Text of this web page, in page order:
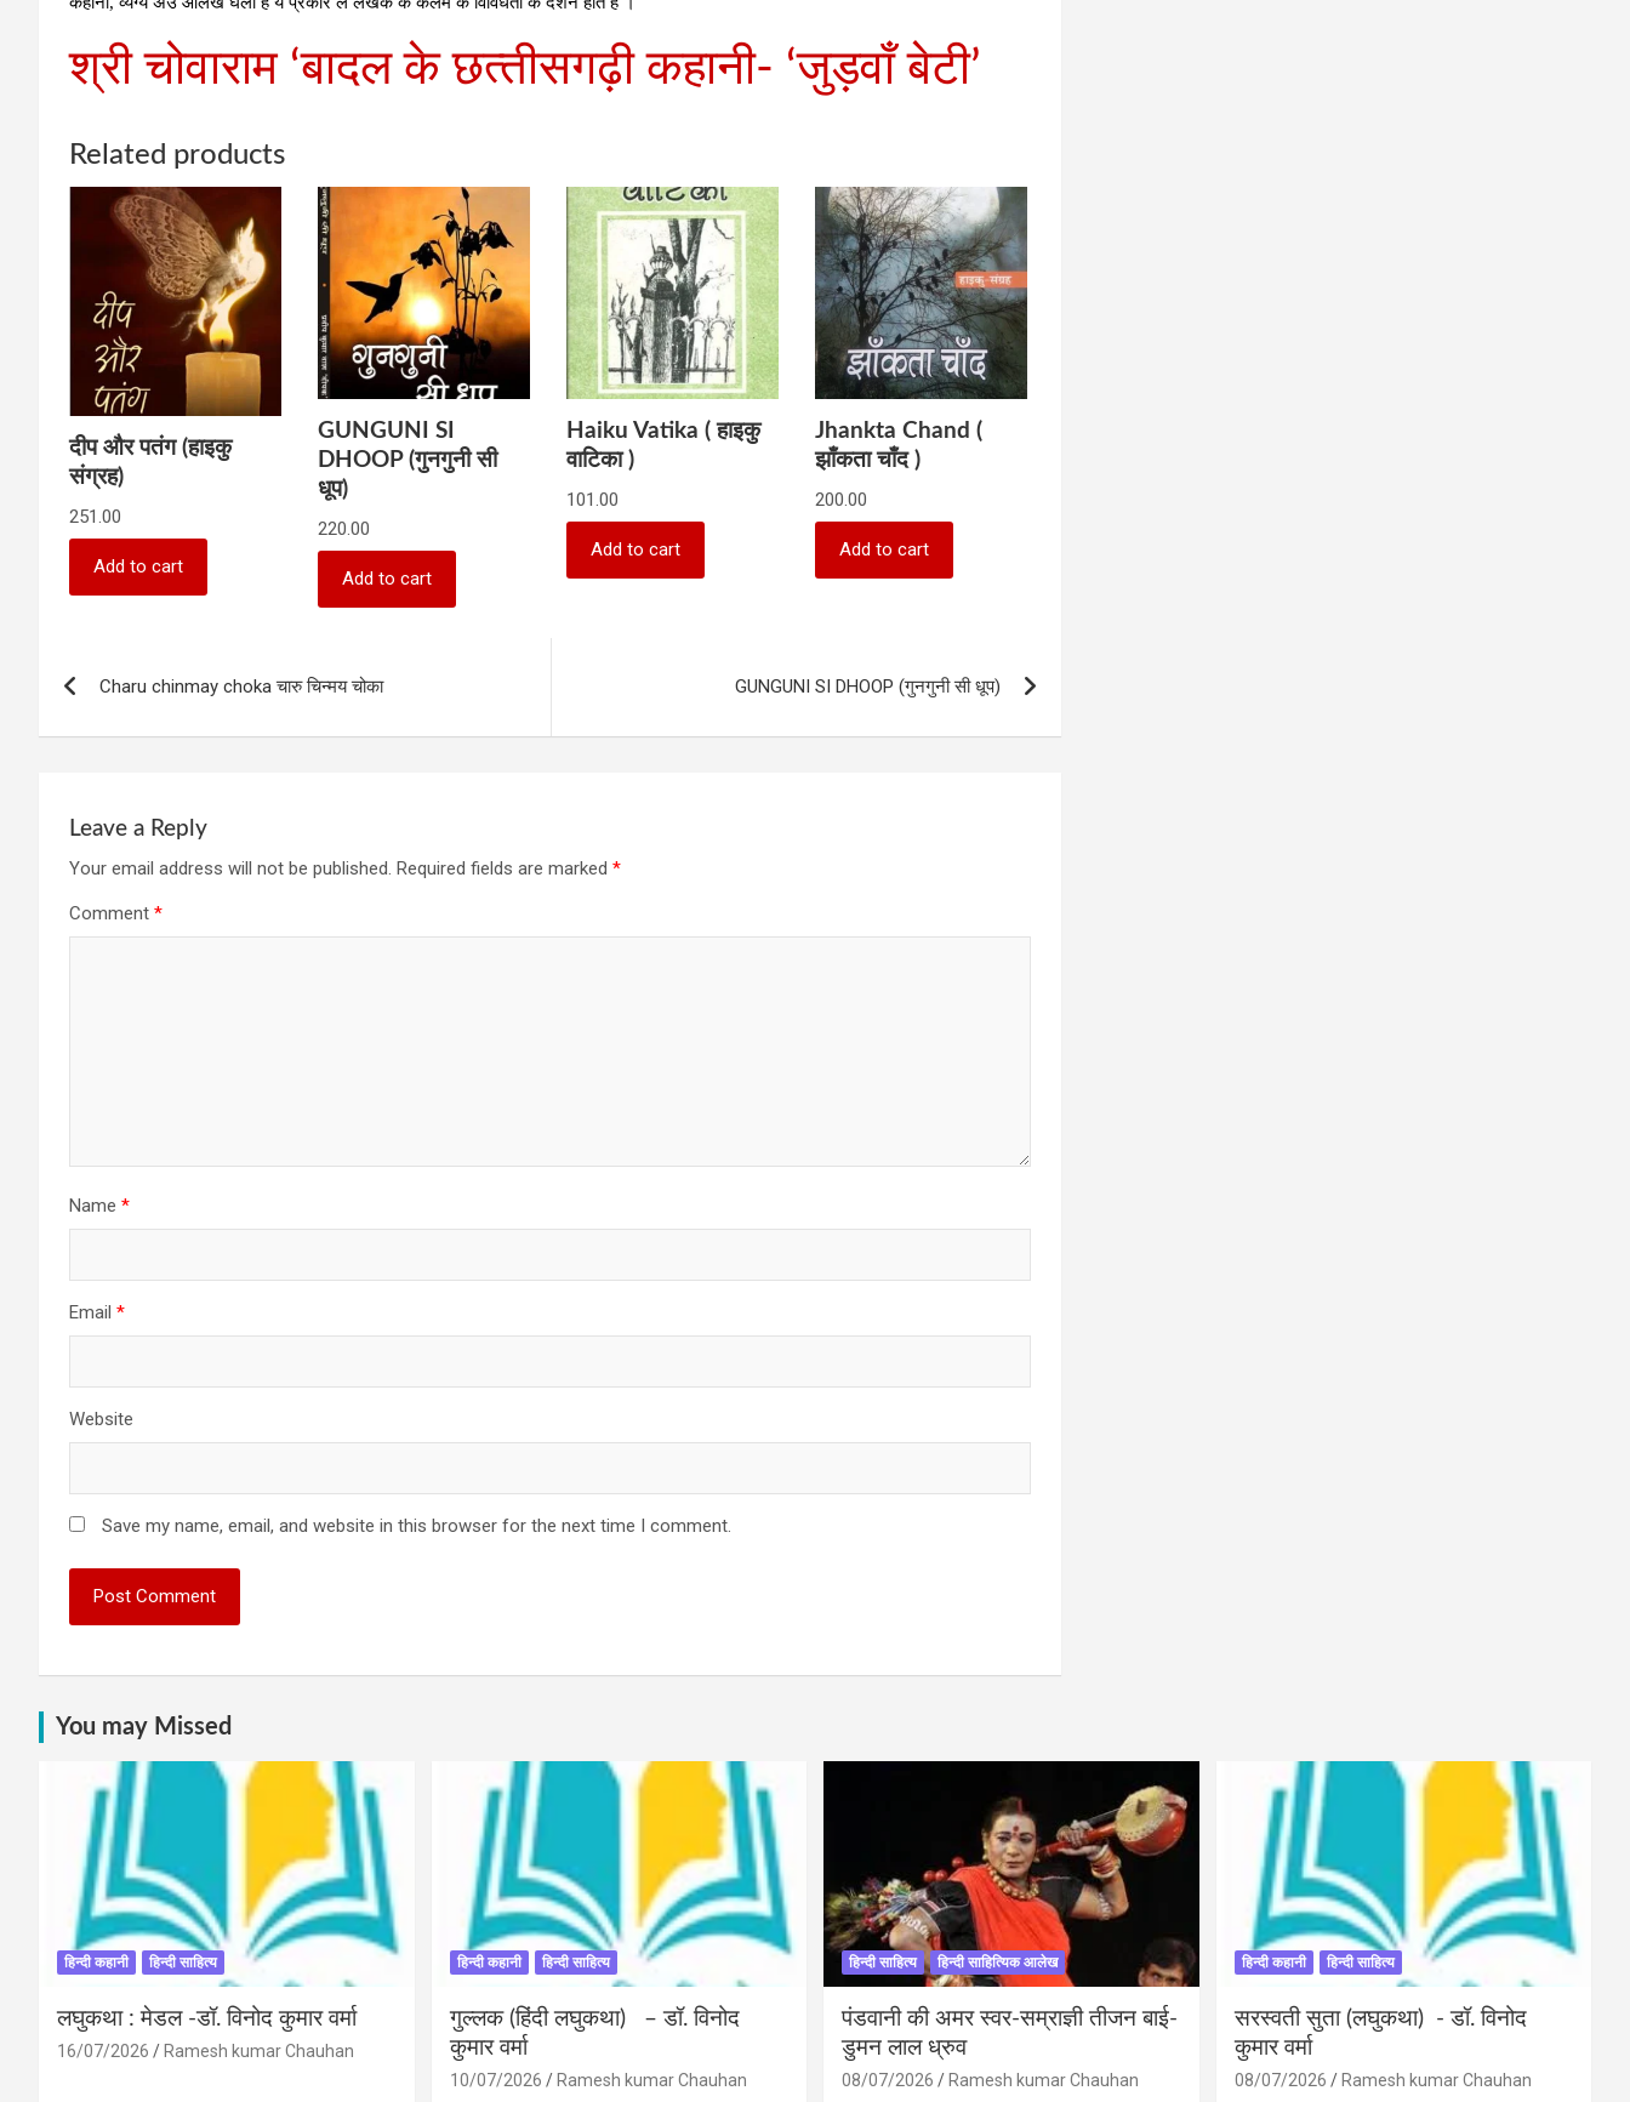
श्री चोवाराम ‘बादल के छत्‍तीसगढ़ी कहानी- ‘जुड़वाँ बेटी’
Related products
दीप और पतंग (हाइकु
संग्रह)
251.00
Add to cart
GUNGUNI SI
DHOOP (गुनगुनी सी
धूप)
220.00
Add to cart
Haiku Vatika ( हाइकु
वाटिका )
101.00
Add to cart
Jhankta Chand (
झाँकता चाँद )
200.00
Add to cart
Charu chinmay choka चारु चिन्मय चोका GUNGUNI SI DHOOP (गुनगुनी सी धूप)
Leave a Reply
Your email address will not be published. Required fields are marked *
Comment *
Name *
Email *
Website
Save my name, email, and website in this browser for the next time I comment.
You may Missed
हिन्दी कहानी हिन्दी साहित्य
लघुकथा : मेडल -डॉ. विनोद कुमार वर्मा
16/07/2026 Ramesh kumar Chauhan
हिन्दी कहानी हिन्दी साहित्य
गुल्लक (हिंदी लघुकथा) – डॉ. विनोद
कुमार वर्मा
10/07/2026 Ramesh kumar Chauhan
हिन्दी साहित्य हिन्दी साहित्यिक आलेख
पंडवानी की अमर स्वर-सम्राज्ञी तीजन बाई-
डुमन लाल ध्रुव
08/07/2026 Ramesh kumar Chauhan
हिन्दी कहानी हिन्दी साहित्य
सरस्वती सुता (लघुकथा) ​- डॉ. विनोद
कुमार वर्मा
08/07/2026 Ramesh kumar Chauhan